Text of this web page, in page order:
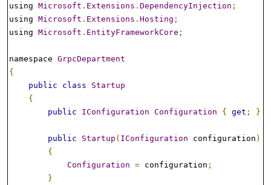
using Microsoft . Extensions . DependencyInjection ;
using Microsoft . Extensions . Hosting ;
using Microsoft . EntityFrameworkCore ;
namespace GrpcDepartment
{
public
class
Startup
{
public
IConfiguration Configuration { get ; }
public Startup ( IConfiguration configuration )
{
Configuration = configuration ;
}